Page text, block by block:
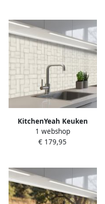
Spatwand fornuis
KitchenYeah Keuken
achterwand 500x80 cm
Spatscherm zelfklevend
fornuis
1 webshop
€ 179,95